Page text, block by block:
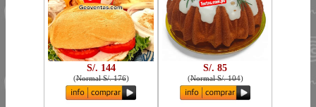
S/. 144
(Normal S/. 176)
S/. 85
(Normal S/. 104)